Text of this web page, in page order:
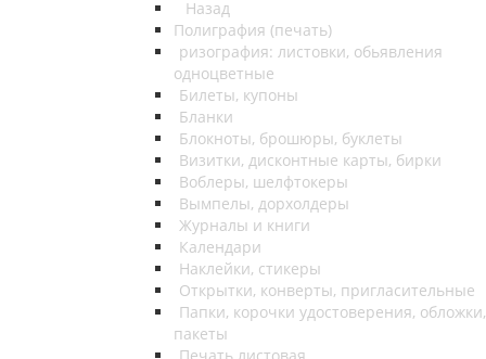
Назад
Полиграфия (печать)
ризография: листовки, обьявления
одноцветные
Билеты, купоны
Бланки
Блокноты, брошюры, буклеты
Визитки, дисконтные карты, бирки
Воблеры, шелфтокеры
Вымпелы, дорхолдеры
Журналы и книги
Календари
Наклейки, стикеры
Открытки, конверты, пригласительные
Папки, корочки удостоверения, обложки,
пакеты